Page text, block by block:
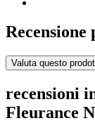
Valuta questo
recensioni
Fleurance